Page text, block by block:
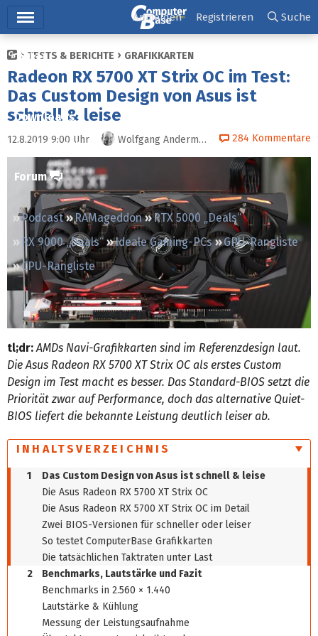
Ticker
Tests
Downloads
Preisvergleich
Forum
Podcast RAMageddon
RTX 5000 „Deals“
RX 9000 „Deals“
Ideale Gaming-PCs
GPU-Rangliste
CPU-Rangliste
Anmelden Registrieren Suche
TESTS & BERICHTE GRAFIKKARTEN
Radeon RX 5700 XT Strix OC im Test:
Das Custom Design von Asus ist
schnell & leise
12.8.2019 9:00 Uhr Wolfgang Andermahr 284 Kommentare
tl;dr: AMDs Navi-Grafikkarten sind im Referenzdesign laut.
Die Asus Radeon RX 5700 XT Strix OC als erstes Custom
Design im Test macht es besser. Das Standard-BIOS setzt die
Priorität zwar auf Performance, doch das alternative Quiet-
BIOS liefert die bekannte Leistung deutlich leiser ab.
INHALTSVERZEICHNIS
1
Das Custom Design von Asus ist schnell & leise
Die Asus Radeon RX 5700 XT Strix OC
Die Asus Radeon RX 5700 XT Strix OC im Detail
Zwei BIOS-Versionen für schneller oder leiser
So testet ComputerBase Grafikkarten
Die tatsächlichen Taktraten unter Last
2
Benchmarks, Lautstärke und Fazit
Benchmarks in 2.560 × 1.440
Lautstärke & Kühlung
Messung der Leistungsaufnahme